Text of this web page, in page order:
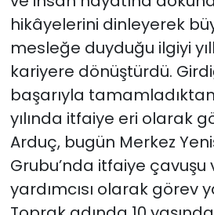
hikâyelerini dinleyerek
mesleğe duyduğu ilgiyi
kariyere dönüştürdü.
başarıyla
yılında itfaiye eri olarak
Arduç, bugün Merkez
Grubu’nda itfaiye çavuşu
yardımcısı olarak görev